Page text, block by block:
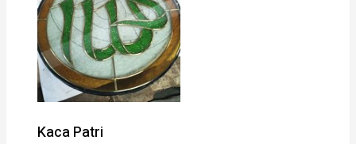
Kaca Patri